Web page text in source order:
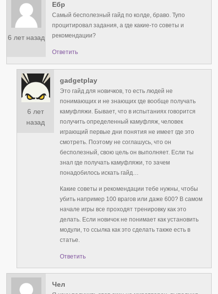
6 лет назад
Ебр
Самый бесполезный гайд по колде, браво. Тупо
процитировал задания, а где какие-то советы и
рекомендации?
Ответить
6 лет
назад
gadgetplay
Это гайд для новичков, то есть людей не
понимающих и не знающих где вообще получать
камуфляжи. Бывает, что в испытаниях говорится
получить определенный камуфляж, человек
играющий первые дни понятия не имеет где это
смотреть. Поэтому не соглашусь, что он
бесполезный, свою цель он выполняет. Если ты
знал где получать камуфляжи, то зачем
понадобилось искать гайд…
Какие советы и рекомендации тебе нужны, чтобы
убить например 100 врагов или даже 600? В самом
начале игры все проходят тренировку как это
делать. Если новичок не понимает как установить
модули, то ссылка как это сделать также есть в
статье.
Ответить
Чел